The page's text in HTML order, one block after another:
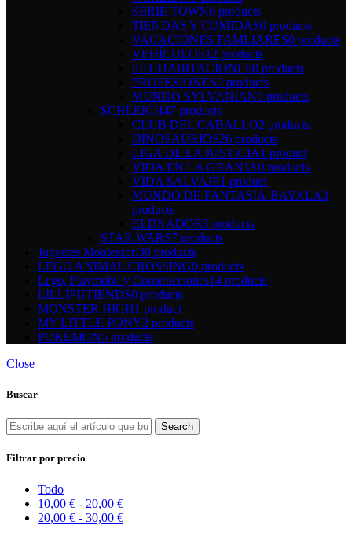
SERIE TOWN0 products
TIENDAS Y COMIDAS0 products
VACACIONES FAMLIARES0 products
VEHÍCULOS12 products
SET HABITACIONES0 products
PROFESIONES0 products
MUNDO SYLVANIAN0 products
SCHLEICH47 products
CLUB DEL CABALLO2 products
DINOSAURIOS26 products
LIGA DE LA JUSTICIA1 product
VIDA EN LA GRANJA0 products
VIDA SALVAJE1 product
MUNDO DE FANTASIA-BAYALA3
products
ELDRADOR3 products
STAR WARS7 products
Juguetes Montessori30 products
LEGO ANIMAL CROSSING0 products
Lego, Playmobil y Construcciones14 products
LILLIPUTIENDS0 products
MONSTER HIGH1 product
MY LITTLE PONY2 products
POKÉMON5 products
Close
Buscar
Search
Filtrar por precio
Todo
10,00 € - 20,00 €
20,00 € - 30,00 €